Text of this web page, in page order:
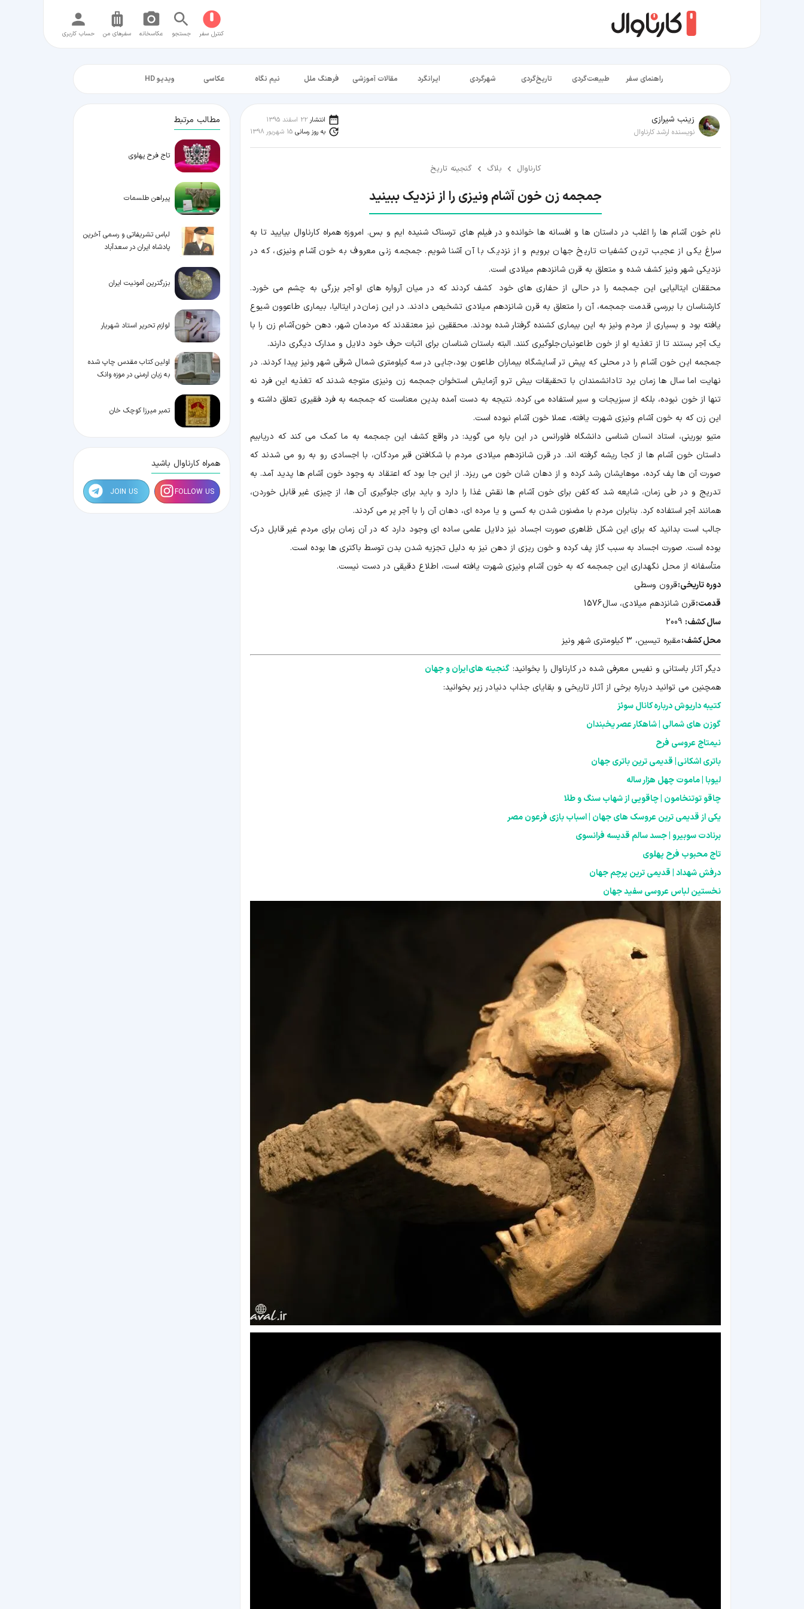
کنترل سفر جستجو عکاسخانه سفر‌های من حساب کاربری
راهنمای سفر طبیعت‌گردی تاریخ‌گردی شهرگردی ایرانگرد مقالات آموزشی فرهنگ ملل نیم نگاه عکاسی ویدیو HD
زينب شيرازی
نویسنده ارشد کارناوال
انتشار 22 اسفند 1395
به روز رسانی 15 شهریور 1398
کارناوال بلاگ گنجینه تاریخ
جمجمه زن خون آشام ونیزی را از نزدیک ببینید
نام خون آشام ها را اغلب در داستان ها و افسانه ها خوانده و در فیلم های ترسناک شنیده ایم و بس. امروزه همراه کارناوال بیایید تا به
سراغ یکی از عجیب ترین کشفیات تاریخ جهان برویم و از نزدیک با آن آشنا شویم. جمجمه زنی معروف به خون آشام ونیزی، که در
نزدیکی شهر ونیز کشف شده و متعلق به قرن شانزدهم میلادی است.
محققان ایتالیایی این جمجمه را در حالی از حفاری های خود کشف کردند که در میان آرواره های او آجر بزرگی به چشم می خورد.
کارشناسان با بررسی قدمت جمجمه، آن را متعلق به قرن شانزدهم میلادی تشخیص دادند. در این زمان در ایتالیا، بیماری طاعوون شیوع
یافته بود و بسیاری از مردم ونیز به این بیماری کشنده گرفتار شده بودند. محققین نیز معتقدند که مردمان شهر، دهن خون آشام زن را با
یک آجر بستند تا از تغذیه او از خون طاعونیان جلوگیری کنند. البته باستان شناسان برای اثبات حرف خود دلایل و مدارک دیگری دارند.
جمجمه این خون آشام را در محلی که پیش تر آسایشگاه بیماران طاعون بود، جایی در سه کیلومتری شمال شرقی شهر ونیز پیدا کردند. در
نهایت اما سال ها زمان برد تا دانشمندان با تحقیقات بیش تر و آزمایش استخوان جمجمه زن ونیزی متوجه شدند که تغذیه این فرد نه
تنها از خون نبوده، بلکه از سبزیجات و سیر استفاده می کرده. نتیجه به دست آمده بدین معناست که جمجمه به فرد فقیری تعلق داشته و
این زن که به خون آشام ونیزی شهرت یافته، عملا خون آشام نبوده است.
متیو بورینی، استاد انسان شناسی دانشگاه فلورانس در این باره می گوید: در واقع کشف این جمجمه به ما کمک می کند که دریابیم
داستان خون آشام ها از کجا ریشه گرفته اند. در قرن شانزدهم میلادی مردم با شکافتن قبر مردگان، با اجسادی رو به رو می شدند که
صورت آن ها پف کرده، موهایشان رشد کرده و از دهان شان خون می ریزد. از این جا بود که اعتقاد به وجود خون آشام ها پدید آمد. به
تدریج و در طی زمان، شایعه شد که کفن برای خون آشام ها نقش غذا را دارد و باید برای جلوگیری آن ها، از چیزی غیر قابل خوردن،
همانند آجر استفاده کرد. بنابران مردم با مضنون شدن به کسی و یا مرده ای، دهان آن را با آجر پر می کردند.
جالب است بدانید که برای این شکل ظاهری صورت اجساد نیز دلایل علمی ساده ای وجود دارد که در آن زمان برای مردم غیر قابل درک
بوده است. صورت اجساد به سبب گاز پف کرده و خون ریزی از دهن نیز به دلیل تجزیه شدن بدن توسط باکتری ها بوده است.
متأسفانه از محل نگهداری این جمجمه که به خون آشام ونیزی شهرت یافته است، اطلاع دقیقی در دست نیست.
دوره تاریخی:قرون وسطی
قدمت:قرن شانزدهم میلادی، سال 1576
سال کشف:
محل کشف:مقبره تیسین، 3 کیلومتری شهر ونیز
دیگر آثار باستانی و نفیس معرفی شده در کارناوال را بخوانید: گنجینه های ایران و جهان
همچنین می توانید درباره برخی از آثار تاریخی و بقایای جذاب دنیا در زیر بخوانید:
کتیبه داریوش درباره کانال سوئز
گوزن های شمالی | شاهکار عصر یخبندان
نیمتاج عروسی فرح
باتری اشکانی | قدیمی ترین باتری جهان
لیوبا | ماموت چهل هزار ساله
چاقو توتنخامون | چاقویی از شهاب سنگ و طلا
یکی از قدیمی ترین عروسک های جهان | اسباب بازی فرعون مصر
برنادت سوبیرو | جسد سالم قدیسه فرانسوی
تاج محبوب فرح پهلوی
درفش شهداد | قدیمی ترین پرچم جهان
نخستین لباس عروسی سفید جهان
مطالب مرتبط
تاج فرح پهلوی
پیراهن طلسمات
لباس تشریفاتی و رسمی آخرین
پادشاه ایران در سعدآباد
بزرگترین آمونیت ایران
لوازم تحریر استاد شهریار
اولین کتاب مقدس چاپ شده
به زبان ارمنی در موزه وانک
تمبر میرزا کوچک خان
همراه کارناوال باشید
FOLLOW US
JOIN US